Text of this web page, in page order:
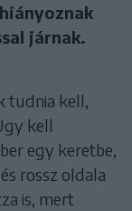
járnak.
tudnia kell,
kell
egy keretbe,
rossz oldala
is, mert